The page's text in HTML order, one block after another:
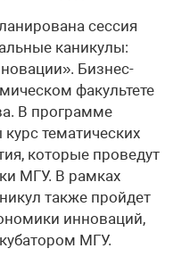
сессия
каникулы:
Бизнес-
факультете
В программе
тематических
которые проведут
МГУ. В рамках
также пройдет
инноваций,
МГУ.